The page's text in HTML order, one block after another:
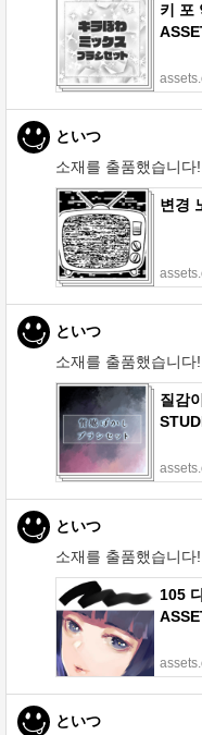
키 포
といつ
소재를 출품했습니다!
변경
といつ
소재를 출품했습니다!
질감
といつ
소재를 출품했습니다!
105
といつ